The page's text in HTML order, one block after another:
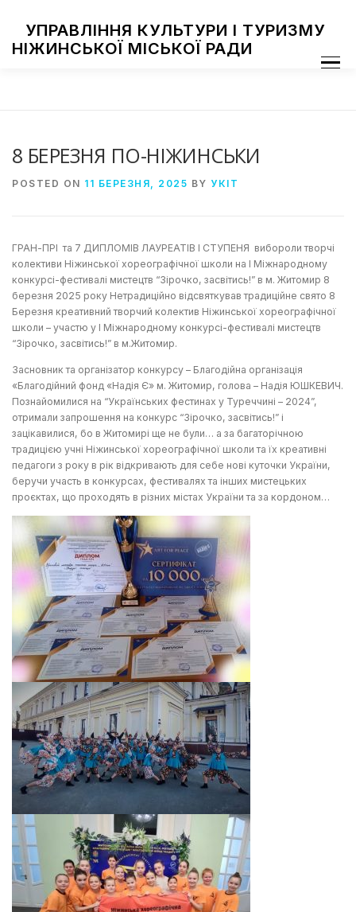
contentУПРАВЛІННЯ КУЛЬТУРИ І ТУРИЗМУ
НІЖИНСЬКОЇ МІСЬКОЇ РАДИ
Menu
8 БЕРЕЗНЯ ПО-НІЖИНСЬКИ
POSTED ON 11 БЕРЕЗНЯ, 2025 BY УКІТ
ГРАН-ПРІ та 7 ДИПЛОМІВ ЛАУРЕАТІВ І СТУПЕНЯ вибороли творчі
колективи Ніжинської хореографічної школи на І Міжнародному
конкурсі-фестивалі мистецтв “Зірочко, засвітись!” в м. Житомир 8
березня 2025 року Нетрадиційно відсвяткував традиційне свято 8
Березня креативний творчий колектив Ніжинської хореографічної
школи – участю у І Міжнародному конкурсі-фестивалі мистецтв
“Зірочко, засвітись!” в м.Житомир.
Засновник та організатор конкурсу – Благодійна організація
«Благодійний фонд «Надія Є» м. Житомир, голова – Надія ЮШКЕВИЧ.
Познайомилися на “Українських фестинах у Туреччині – 2024”,
отримали запрошення на конкурс “Зірочко, засвітись!” і
зацікавилися, бо в Житомирі ще не були… а за багаторічною
традицією учні Ніжинської хореографічної школи та їх креативні
педагоги з року в рік відкривають для себе нові куточки України,
беручи участь в конкурсах, фестивалях та інших мистецьких
проєктах, що проходять в різних містах України та за кордоном…